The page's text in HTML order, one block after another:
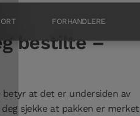
FORHANDLERE
bestilte –
at det er undersiden av
sjekke at pakken er merket